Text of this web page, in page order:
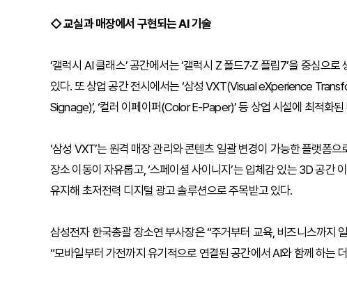
◇ 교실과 매장에서 구현되는 AI 기술
‘갤럭시 AI 클래스’ 공간에서는 ‘갤럭시 Z 폴드7·Z 플립7’을 중심으
있다. 또 상업 공간 전시에서는 ‘삼성 VXT(Visual eXperience
Signage)’, ‘컬러 이페이퍼(Color E-Paper)’ 등 상업 시설에 최적화
‘삼성 VXT’는 원격 매장 관리와 콘텐츠 일괄 변경이 가능한 플랫폼
장소 이동이 자유롭고, ‘스페이셜 사이니지’는 입체감 있는 3D 공간
유지해 초저전력 디지털 광고 솔루션으로 주목받고 있다.
삼성전자 한국총괄 장소연 부사장은 “주거부터 교육, 비즈니스까지
“모바일부터 가전까지 유기적으로 연결된 공간에서 AI와 함께 하는